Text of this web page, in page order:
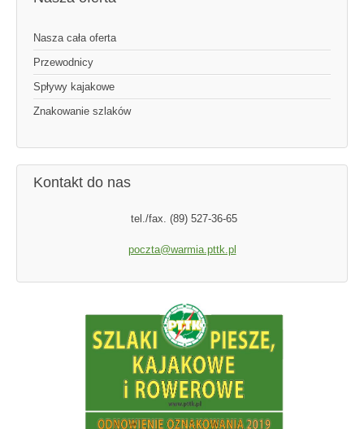
Nasza cała oferta
Przewodnicy
Spływy kajakowe
Znakowanie szlaków
Kontakt do nas
tel./fax. (89) 527-36-65
poczta@warmia.pttk.pl